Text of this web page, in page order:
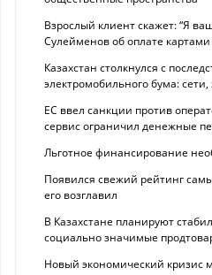
Взрослый клиент скажет: “Я
Сулейменов об оплате картами
Казахстан столкнулся с
электромобильного бума:
ЕС ввел санкции против
сервис ограничил денежные
Льготное финансирование
Появился свежий рейтинг
его возглавил
В Казахстане планируют
социально значимые
Новый экономический кризис